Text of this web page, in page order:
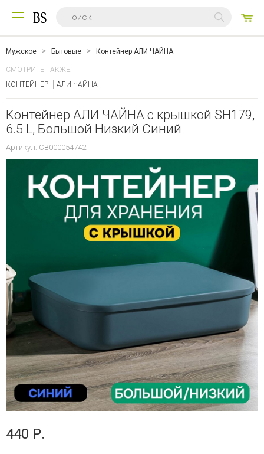
Мужское Бытовые Контейнер АЛИ ЧАЙНА
СМОТРИТЕ ТАКЖЕ:
КОНТЕЙНЕР
АЛИ ЧАЙНА
Контейнер АЛИ ЧАЙНА с крышкой SH179,
6.5 L, Большой Низкий Синий
Артикул: CB000054742
440 Р.